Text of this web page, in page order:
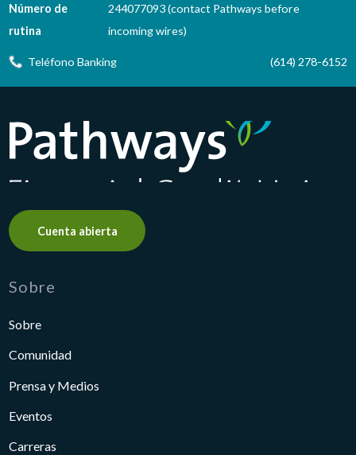
Número de
rutina
244077093 (contact Pathways before
incoming wires)
Teléfono Banking (614) 278-6152
Pathways Financial Credit Union
Cuenta abierta
Sobre
Sobre
Comunidad
Prensa y Medios
Eventos
Carreras